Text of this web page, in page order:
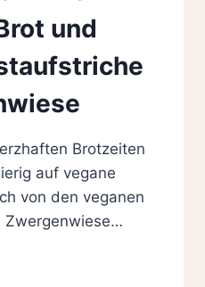
und
Brotzeiten
auf vegane
von den veganen
Zwergenwiese…